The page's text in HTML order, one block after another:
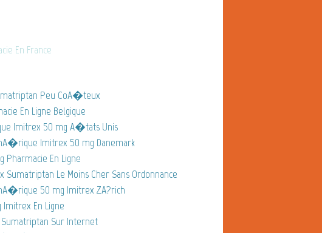
En France
Peu CoA�teux
En Ligne Belgique
Imitrex 50 mg A�tats Unis
Imitrex 50 mg Danemark
Pharmacie En Ligne
Sumatriptan Le Moins Cher Sans Ordonnance
50 mg Imitrex ZA?rich
En Ligne
Sumatriptan Sur Internet